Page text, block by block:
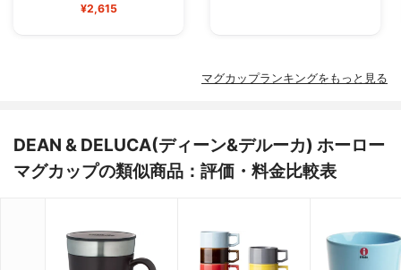
¥2,615
マグカップランキングをもっと見る
DEAN & DELUCA(ディーン&デルーカ) ホーロー
マグカップの類似商品：評価・料金比較表